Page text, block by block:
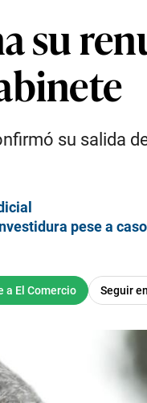
su
su salida
pese a
Seguir en